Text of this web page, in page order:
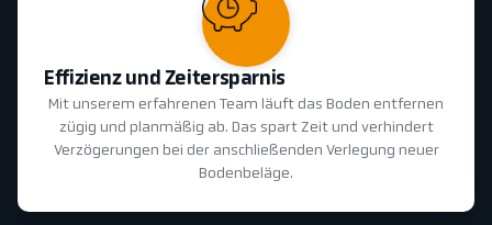
Effizienz und Zeitersparnis
Mit unserem erfahrenen Team läuft das Boden entfernen
zügig und planmäßig ab. Das spart Zeit und verhindert
Verzögerungen bei der anschließenden Verlegung neuer
Bodenbeläge.